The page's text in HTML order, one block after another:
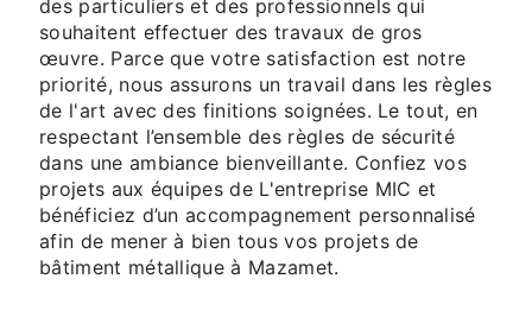
des particuliers et des professionnels qui
souhaitent effectuer des travaux de gros
œuvre. Parce que votre satisfaction est notre
priorité, nous assurons un travail dans les règles
de l'art avec des finitions soignées. Le tout, en
respectant l’ensemble des règles de sécurité
dans une ambiance bienveillante. Confiez vos
projets aux équipes de L'entreprise MIC et
bénéficiez d’un accompagnement personnalisé
afin de mener à bien tous vos projets de
bâtiment métallique à Mazamet.